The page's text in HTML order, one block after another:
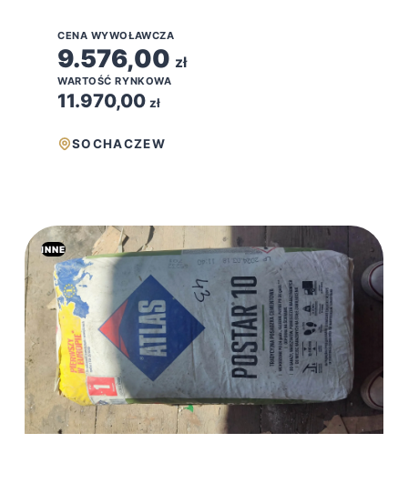
CENA WYWOŁAWCZA
9.576,00 zł
WARTOŚĆ RYNKOWA
11.970,00 zł
SOCHACZEW
INNE